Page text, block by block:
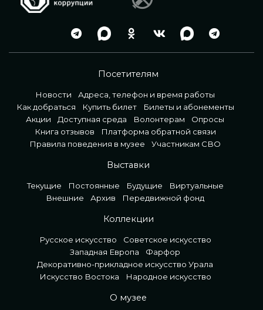
Посетителям
Новости
Адреса, телефон и время работы
Как добраться
Купить билет
Билеты и абонементы
Акции
Доступная среда Волонтерам
Опросы
Книга отзывов
Платформа обратной связи
Правила поведения в музее
Участникам СВО
Выставки
Текущие Постоянные Будущие
Виртуальные
Внешние
Архив Передвижной фонд
Коллекции
Русское искусство
Советское искусство
Западная Европа
Фарфор
Декоративно-прикладное искусство Урала
Искусство Востока
Народное искусство
О музее